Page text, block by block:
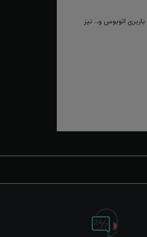
اتوبوس و... نیز